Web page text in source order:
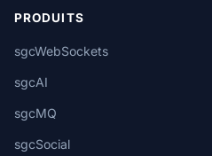
PRODUITS
sgcWebSockets
sgcAI
sgcMQ
sgcSocial